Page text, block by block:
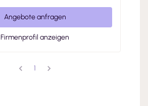
Angebote anfragen
Firmenprofil anzeigen
1